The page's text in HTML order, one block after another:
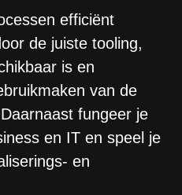
efficiënt
de juiste tooling,
is en
van de
fungeer je
en IT en speel je
en